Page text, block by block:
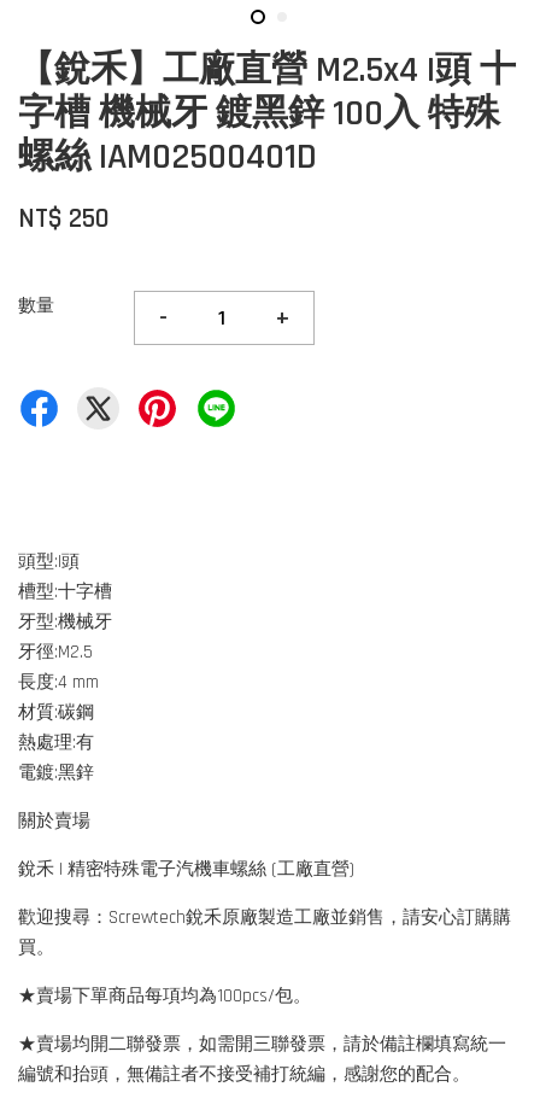
【銳禾】工廠直營 M2.5x4 I頭 十
字槽 機械牙 鍍黑鋅 100入 特殊
螺絲 IAM02500401D
NT$ 250
數量 - +
頭型:I頭
槽型:十字槽
牙型:機械牙
牙徑:M2.5
長度:4 mm
材質:碳鋼
熱處理:有
電鍍:黑鋅
關於賣場
銳禾 | 精密特殊電子汽機車螺絲 (工廠直營)
歡迎搜尋：Screwtech銳禾原廠製造工廠並銷售，請安心訂購購
買。
★賣場下單商品每項均為100pcs/包。
★賣場均開二聯發票，如需開三聯發票，請於備註欄填寫統一
編號和抬頭，無備註者不接受補打統編，感謝您的配合。